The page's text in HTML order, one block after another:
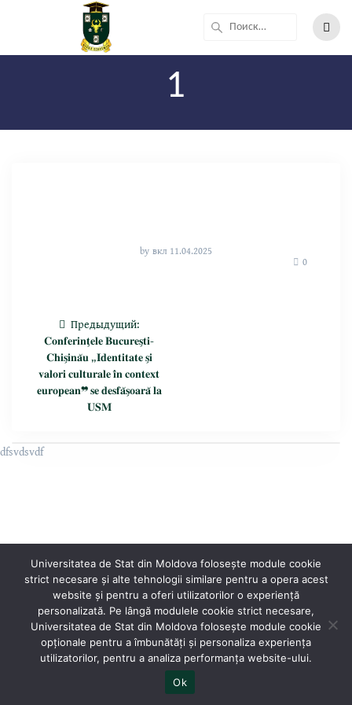
1
by вкл 11.04.2025
0
Предыдущий:
𝐂𝐨𝐧𝐟𝐞𝐫𝐢𝐧𝐭̗𝐞𝐥𝐞 𝐁𝐮𝐜𝐮𝐫𝐞𝐬̗𝐭𝐢-
𝐂𝐡𝐢𝐬̗𝐢𝐧𝐚̆𝐮 „𝐈𝐝𝐞𝐧𝐭𝐢𝐭𝐚𝐭𝐞 𝐬̗𝐢
𝐯𝐚𝐥𝐨𝐫𝐢 𝐜𝐮𝐥𝐭𝐮𝐫𝐚𝐥𝐞 𝐢̂𝐧 𝐜𝐨𝐧𝐭𝐞𝐱𝐭
𝐞𝐮𝐫𝐨𝐩𝐞𝐚𝐧❞ 𝐬𝐞 𝐝𝐞𝐬𝐟𝐚̆𝐬̗𝐨𝐚𝐫𝐚̆ 𝐥𝐚
𝐔𝐒𝐌
dfsvdsvdf
Oficiul Programare Web al USM®
Universitatea de Stat din Moldova folosește module cookie
strict necesare și alte tehnologii similare pentru a opera acest
website și pentru a oferi utilizatorilor o experiență
personalizată. Pe lângă modulele cookie strict necesare,
Universitatea de Stat din Moldova folosește module cookie
opționale pentru a îmbunătăți și personaliza experiența
utilizatorilor, pentru a analiza performanța website-ului.
Ok